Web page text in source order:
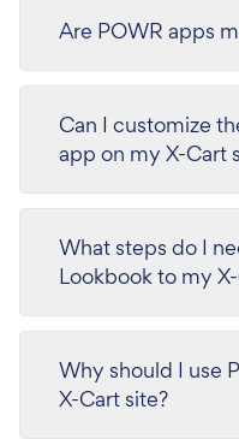
Are POWR apps
Can I customize
app on my X-Cart
What steps do I
Lookbook to my
Why should I use
X-Cart site?